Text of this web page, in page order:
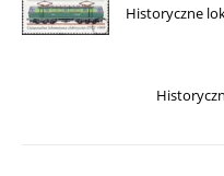
Historyczne